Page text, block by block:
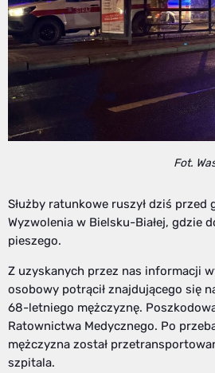
Fot.
Służby ratunkowe ruszył dziś przed
Wyzwolenia w Bielsku-Białej, gdzie
pieszego.
Z uzyskanych przez nas informacji
osobowy potrącił znajdującego się
68-letniego mężczyznę.
Ratownictwa Medycznego. Po
mężczyzna został
szpitala.